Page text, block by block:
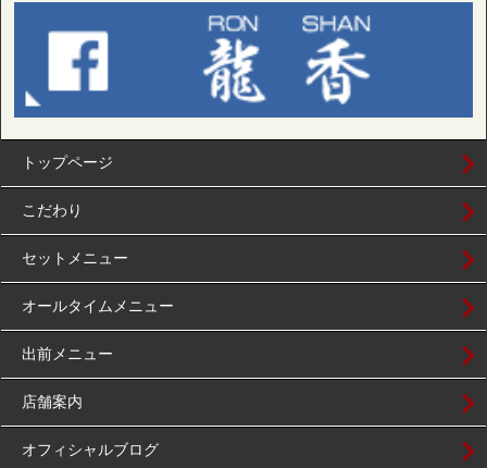
トップページ
こだわり
セットメニュー
オールタイムメニュー
出前メニュー
店舗案内
オフィシャルブログ